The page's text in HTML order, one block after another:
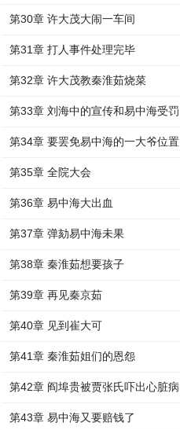
第30章 许大茂大闹一车间
第31章 打人事件处理完毕
第32章 许大茂教秦淮茹烧菜
第33章 刘海中的宣传和易中海受罚
第34章 要罢免易中海的一大爷位置
第35章 全院大会
第36章 易中海大出血
第37章 弹劾易中海未果
第38章 秦淮茹想要孩子
第39章 再见秦京茹
第40章 见到崔大可
第41章 秦淮茹姐们的恩怨
第42章 阎埠贵被贾张氏吓出心脏病
第43章 易中海又要赔钱了